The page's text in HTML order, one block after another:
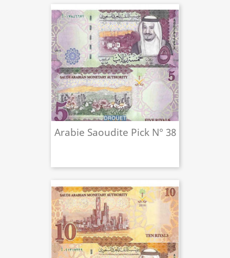
Arabie Saoudite Pick N° 38